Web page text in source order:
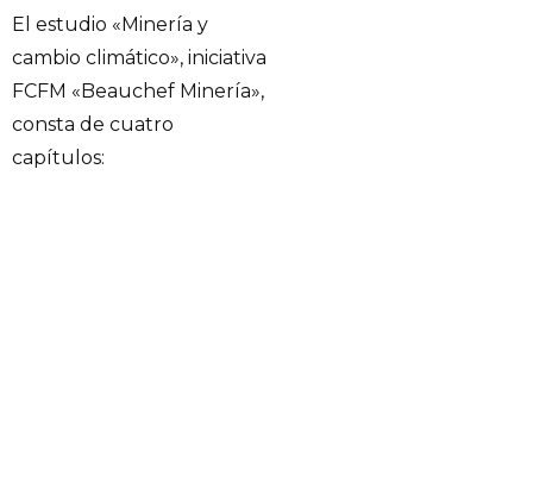
El estudio «Minería y
cambio climático», iniciativa
FCFM «Beauchef Minería»,
consta de cuatro
capítulos: